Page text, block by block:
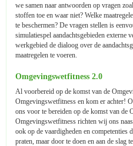
we samen naar antwoorden op vragen
stoffen toe en waar niet? Welke
te beschermen? De vragen stellen is
simulatiespel aandachtsgebieden
werkgebied de dialoog over de
maatregelen te voeren.
Omgevingswetfitness 2.0
Al voorbereid op de komst van de
Omgevingswetfitness en kom er achter!
ons voor te bereiden op de komst van de
Omgevingswetfitness richten wij ons
ook op de vaardigheden en competenties
praten, maar door te doen en aan de slag